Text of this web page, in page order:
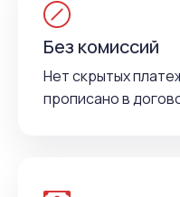
Без комиссий
Нет скрытых
прописано в